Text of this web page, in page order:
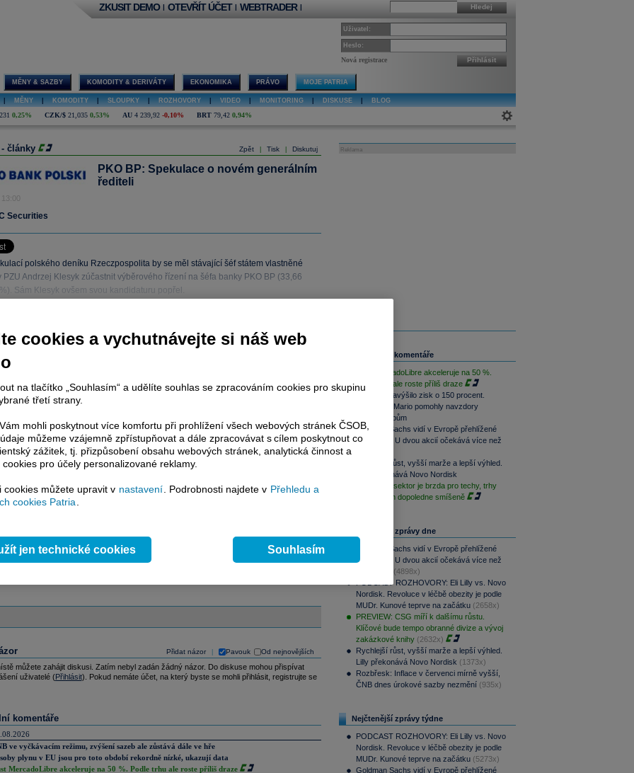
Hledej
ZKUSIT DEMO | OTEVŘÍT ÚČET | WEBTRADER |
Uživatel:
Heslo:
Nová registrace Přihlásit
MĚNY & SAZBY KOMODITY & DERIVÁTY EKONOMIKA PRÁVO MOJE PATRIA
MĚNY KOMODITY SLOUPKY ROZHOVORY VIDEO MONITORING DISKUSE BLOG
0,25% CZK/$ 21,035 0,53% AU 4 239,92 -0,10% BRT 79,42 0,94%
Zpět Tisk Diskutuj
- články
PKO BP: Spekulace o novém generálním
řediteli
Securities
polského deníku Rzeczpospolita by se měl stávající šéf státem vlastněné
PZU Andrzej Klesyk zúčastnit výběrového řízení na šéfa banky PKO BP (33,66
Sám Klesyk ovšem svou kandidaturu popřel.
článku je dostupné jen klientům placených služeb Patria Plus/
Plus
placeného informačního servisu získáte
bez jakýchkoliv omezení. Veškeré
komentáře a horké zprávy jsou
terminálovou metodou (bez nutnosti obnovovat stránku) bez
a v plné verzi.
zpravodajství, ale i další služby získáte v Patria Plus / Investor Plus - sms
mailovézpravodajství,
Přidat názor Pavouk Od nejnovějších
můžete zahájit diskusi. Zatím nebyl zadán žádný názor. Do diskuse mohou přispívat
uživatelé (Přihlásit). Pokud nemáte účet, na který byste se mohli přihlásit, registrujte se
komentáře
ve vyčkávacím režimu, zvýšení sazeb ale zůstává dále ve hře
plynu v EU jsou pro toto období rekordně nízké, ukazují data
MercadoLibre akceleruje na 50 %. Podle trhu ale roste příliš draze
Reklama
Související komentáře
Růst MercadoLibre akceleruje na 50 %.
Podle trhu ale roste příliš draze
Nintendo navýšilo zisk o 150 procent.
Switch 2 a Mario pomohly navzdory
dražším čipům
Goldman Sachs vidí v Evropě přehlížené
příležitosti. U dvou akcií očekává více než
Rychlejší růst, vyšší marže a lepší výhled.
Lilly překonává Novo Nordisk
Paměťový sektor je brzda pro techy, trhy
jsou na tom dopoledne smíšeně
Nejčtenější zprávy dne
Goldman Sachs vidí v Evropě přehlížené
příležitosti. U dvou akcií očekává více než
(4898x)
PODCAST ROZHOVORY: Eli Lilly vs. Novo
Nordisk. Revoluce v léčbě obezity je podle
MUDr. Kunové teprve na začátku (2658x)
PREVIEW: CSG míří k dalšímu růstu.
Klíčové bude tempo obranné divize a vývoj
zakázkové knihy (2632x)
Rychlejší růst, vyšší marže a lepší výhled.
Lilly překonává Novo Nordisk (1373x)
Rozbřesk: Inflace v červenci mírně vyšší,
ČNB dnes úrokové sazby nezmění (935x)
Nejčtenější zprávy týdne
PODCAST ROZHOVORY: Eli Lilly vs. Novo
Nordisk. Revoluce v léčbě obezity je podle
MUDr. Kunové teprve na začátku (5273x)
Goldman Sachs vidí v Evropě přehlížené
cookies a vychutnávejte si náš web
na tlačítko „Souhlasím“ a udělíte souhlas se zpracováním cookies pro skupinu
třetí strany.
mohli poskytnout více komfortu při prohlížení všech webových stránek ČSOB,
můžeme vzájemně zpřístupňovat a dále zpracovávat s cílem poskytnout co
zážitek, tj. přizpůsobení obsahu webových stránek, analytická činnost a
pro účely personalizované reklamy.
cookies můžete upravit v nastavení . Podrobnosti najdete v Přehledu a
cookies Patria
jen technické cookies Souhlasím